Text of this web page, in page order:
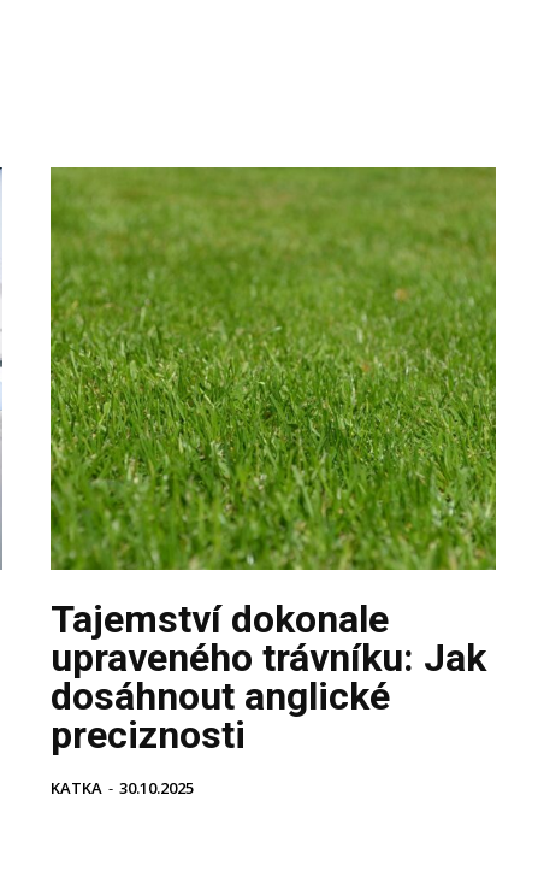
Tajemství dokonale
upraveného trávníku: Jak
dosáhnout anglické
preciznosti
KATKA - 30.10.2025